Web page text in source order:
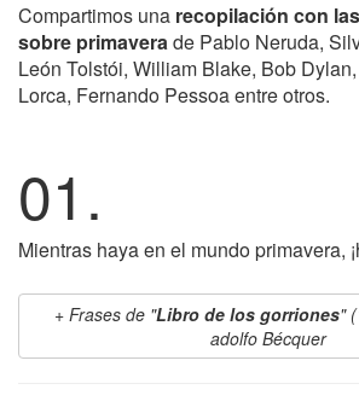
Compartimos una recopilación con
sobre primaverade Pablo Neruda,
León Tolstói, William Blake, Bob
Lorca, Fernando Pessoa entre otros.
01.
Mientras haya en el mundo primavera,
Frases de "Libro de los gorriones"
adolfo Bécquer